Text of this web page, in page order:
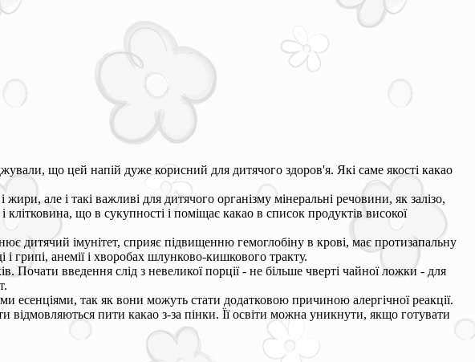
що цей напій дуже корисний для дитячого здоров'я. Які саме якості какао
але і такі важливі для дитячого організму мінеральні речовини, як залізо,
що в сукупності і поміщає какао в список продуктів високої
дитячий імунітет, сприяє підвищенню гемоглобіну в крові, має протизапальну
грипі, анемії і хворобах шлунково-кишкового тракту.
Почати введення слід з невеликої порції - не більше чверті чайної ложки - для
есенціями, так як вони можуть стати додатковою причиною алергічної реакції.
пити какао з-за пінки. Її освіти можна уникнути, якщо готувати